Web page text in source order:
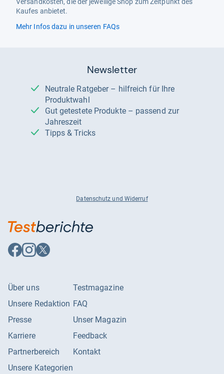
Kaufes anbietet.
Mehr Infos dazu in unseren FAQs
Newsletter
Neutrale Ratgeber – hilfreich für Ihre
Produktwahl
Gut getestete Produkte – passend zur
Jahreszeit
Tipps & Tricks
Datenschutz und Widerruf
Auf
Facebook
Auf
Instagram
Auf
X
Über uns
Unsere Redaktion
Presse
Karriere
Partnerbereich
Unsere Kategorien
Testmagazine
FAQ
Unser Magazin
Feedback
Kontakt